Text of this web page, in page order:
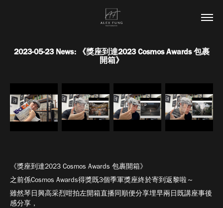
2023-05-23 News: 《獎座到達2023 Cosmos Awards 包裹
開箱》
《獎座到達2023 Cosmos Awards 包裹開箱》
之前係Cosmos Awards得獎既3個季軍獎座終於寄到返黎啦～
雖然琴日興高采烈咁拍左開箱直播同順便分享埋早兩日既講座事後
感分享，